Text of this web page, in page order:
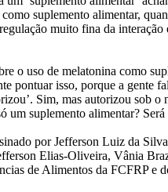
suplemento alimentar,
muito fina da interação
o uso de melatonina como
pontuar isso, porque a gente
Sim, mas autorizou sob o
um suplemento alimentar?
por Jefferson Luiz da
Elias-Oliveira, Vânia
de Alimentos da FCFRP e